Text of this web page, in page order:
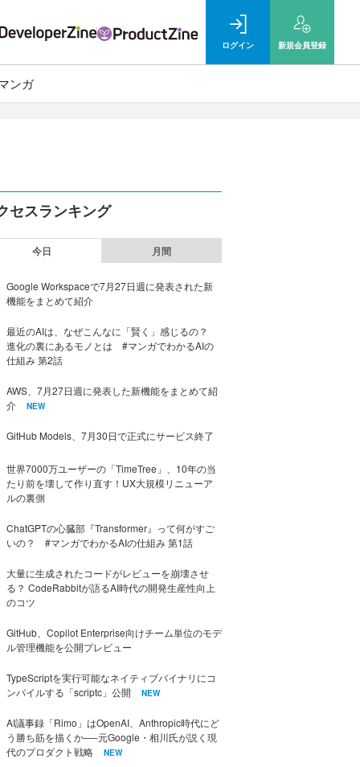
ログイン 新規会員登録
ンガ
セスランキング
今日 月間
Google Workspaceで7月27日週に発表された新
機能をまとめて紹介
最近のAIは、なぜこんなに「賢く」感じるの？
進化の裏にあるモノとは #マンガでわかるAIの
仕組み 第2話
AWS、7月27日週に発表した新機能をまとめて紹
介
NEW
GitHub Models、7月30日で正式にサービス終了
世界7000万ユーザーの「TimeTree」、10年の当
たり前を壊して作り直す！UX大規模リニューア
ルの裏側
ChatGPTの心臓部『Transformer』って何がすご
いの？ #マンガでわかるAIの仕組み 第1話
大量に生成されたコードがレビューを崩壊させ
る？ CodeRabbitが語るAI時代の開発生産性向上
のコツ
GitHub、Copilot Enterprise向けチーム単位のモデ
ル管理機能を公開プレビュー
TypeScriptを実行可能なネイティブバイナリにコ
ンパイルする「scriptc」公開
NEW
AI議事録「Rimo」はOpenAI、Anthropic時代にど
う勝ち筋を描くか──元Google・相川氏が説く現
代のプロダクト戦略
NEW